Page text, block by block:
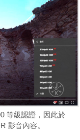
等級認證，因此於
影音內容。